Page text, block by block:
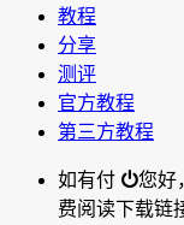
教程
分享
测评
官方教程
第三方教程
您好
如有付
费阅读下载链